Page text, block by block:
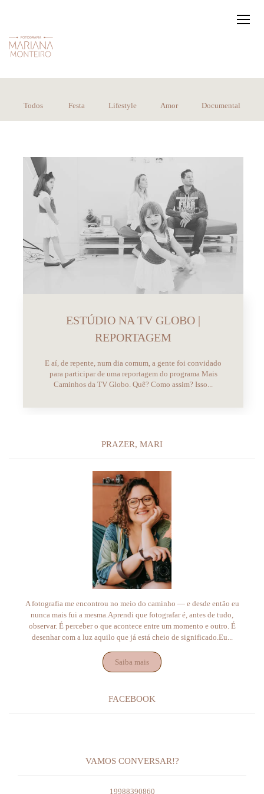
Todos Festa Lifestyle Amor Documental
ESTÚDIO NA TV GLOBO |
REPORTAGEM
E aí, de repente, num dia comum, a gente foi convidado
para participar de uma reportagem do programa Mais
Caminhos da TV Globo. Quê? Como assim? Isso...
PRAZER, MARI
A fotografia me encontrou no meio do caminho — e desde então eu
nunca mais fui a mesma.Aprendi que fotografar é, antes de tudo,
observar. É perceber o que acontece entre um momento e outro. É
desenhar com a luz aquilo que já está cheio de significado.Eu...
Saiba mais
FACEBOOK
VAMOS CONVERSAR!?
19988390860